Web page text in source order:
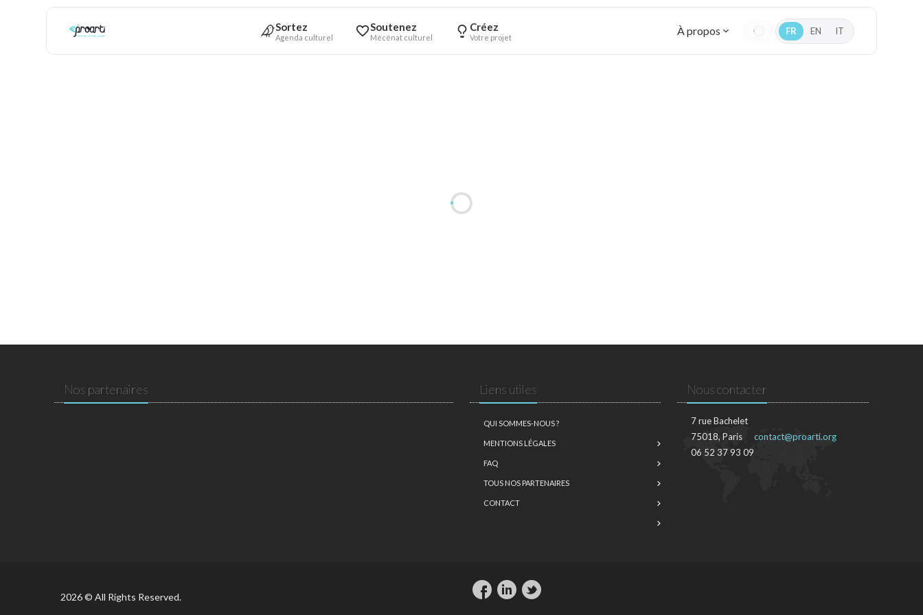
Sortez
Agenda culturel
Soutenez
Mécénat culturel
Créez
Votre projet À propos FR EN IT
Nos partenaires Liens utiles
QUI SOMMES-NOUS ?
MENTIONS LÉGALES
FAQ
TOUS NOS PARTENAIRES
CONTACT
Nous contacter
7 rue Bachelet
75018, Paris
06 52 37 93 09
contact@proarti.org
2026 © All Rights Reserved.